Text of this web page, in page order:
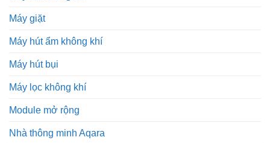
Máy giặt
Máy hút ẩm không khí
Máy hút bụi
Máy lọc không khí
Module mở rộng
Nhà thông minh Aqara